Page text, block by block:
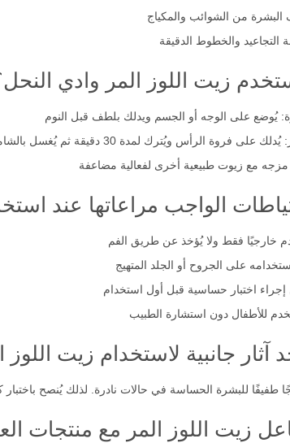
البشرة من الشوائب والمكياج
التجاعيد والخطوط الدقيقة
زيت اللوز المر وادي
يُوضع على الوجه أو الجسم ويدلك بلطف قبل النوم
على فروة الرأس ويُترك لمدة 30 دقيقة ثم يُغسل بالشامبو
مع زيوت طبيعية أخرى لفعالية مضاعفة
الواجب مراعاتها عند
خارجيًا فقط ولا يُؤخذ عن طريق الفم
على الجروح أو الجلد المتهيج
اختبار حساسية قبل أول استخدام
للأطفال دون استشارة الطبيب
آثار جانبية لاستخدام زيت
طفيفًا للبشرة الحساسة في حالات نادرة. لذلك يُنصح باختبار
زيت اللوز المر مع منتجات